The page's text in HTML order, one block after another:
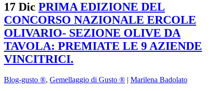
17 Dic PRIMA EDIZIONE DEL
CONCORSO NAZIONALE ERCOLE
OLIVARIO- SEZIONE OLIVE DA
TAVOLA: PREMIATE LE 9 AZIENDE
VINCITRICI.
Blog-gusto ®, Gemellaggio di Gusto ® | Marilena Badolato